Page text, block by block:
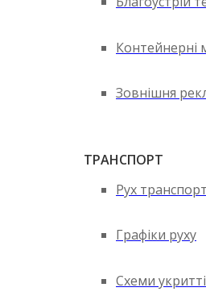
Контейнерні
Зовнішня
ТРАНСПОРТ
Рух
Графіки руху
Схеми